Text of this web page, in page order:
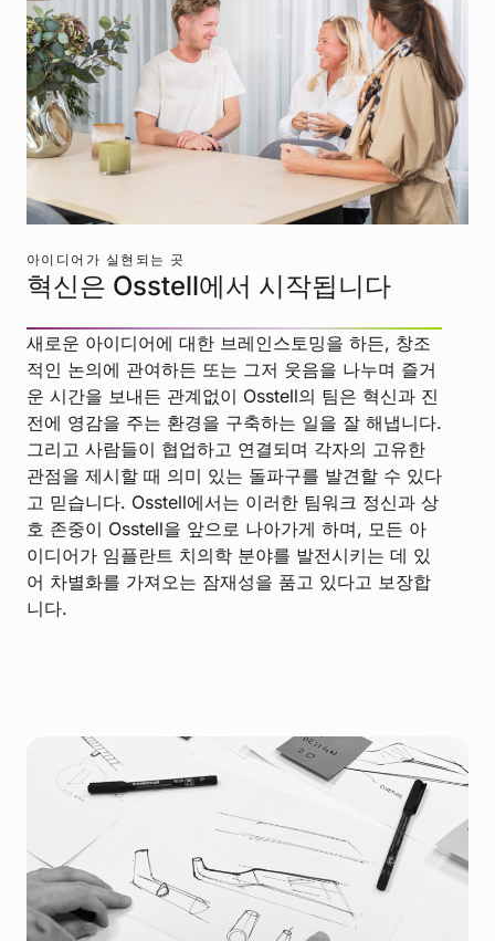
아이디어가 실현되는 곳
혁신은 Osstell에서 시작됩니다
새로운 아이디어에 대한 브레인스토밍을 하든, 창조
적인 논의에 관여하든 또는 그저 웃음을 나누며 즐거
운 시간을 보내든 관계없이 Osstell의 팀은 혁신과 진
전에 영감을 주는 환경을 구축하는 일을 잘 해냅니다.
그리고 사람들이 협업하고 연결되며 각자의 고유한
관점을 제시할 때 의미 있는 돌파구를 발견할 수 있다
고 믿습니다. Osstell에서는 이러한 팀워크 정신과 상
호 존중이 Osstell을 앞으로 나아가게 하며, 모든 아
이디어가 임플란트 치의학 분야를 발전시키는 데 있
어 차별화를 가져오는 잠재성을 품고 있다고 보장합
니다.